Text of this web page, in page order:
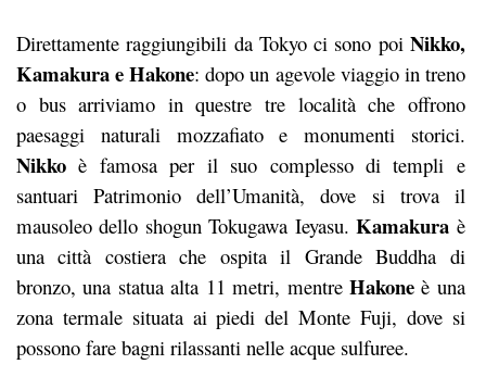
Direttamente raggiungibili da Tokyo ci sono poi Nikko,
Kamakura e Hakone: dopo un agevole viaggio in treno
o bus arriviamo in questre tre località che offrono
paesaggi naturali mozzafiato e monumenti storici.
Nikko è famosa per il suo complesso di templi e
santuari Patrimonio dell’Umanità, dove si trova il
mausoleo dello shogun Tokugawa Ieyasu.Kamakura è
una città costiera che ospita il Grande Buddha di
bronzo, una statua alta 11 metri, mentre Hakoneè una
zona termale situata ai piedi del Monte Fuji, dove si
possono fare bagni rilassanti nelle acque sulfuree.